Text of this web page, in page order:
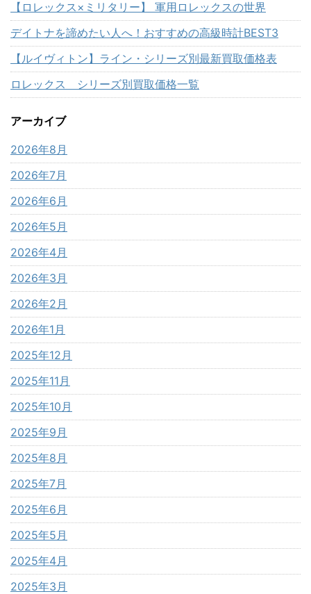
【ロレックス×ミリタリー】 軍用ロレックスの世界
デイトナを諦めたい人へ！おすすめの高級時計BEST3
【ルイヴィトン】ライン・シリーズ別最新買取価格表
ロレックス シリーズ別買取価格一覧
アーカイブ
2026年8月
2026年7月
2026年6月
2026年5月
2026年4月
2026年3月
2026年2月
2026年1月
2025年12月
2025年11月
2025年10月
2025年9月
2025年8月
2025年7月
2025年6月
2025年5月
2025年4月
2025年3月